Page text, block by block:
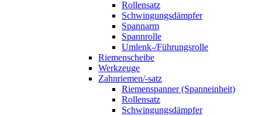
Rollensatz
Schwingungsdämpfer
Spannarm
Spannrolle
Umlenk-/Führungsrolle
Riemenscheibe
Werkzeuge
Zahnriemen/-satz
Riemenspanner (Spanneinheit)
Rollensatz
Schwingungsdämpfer